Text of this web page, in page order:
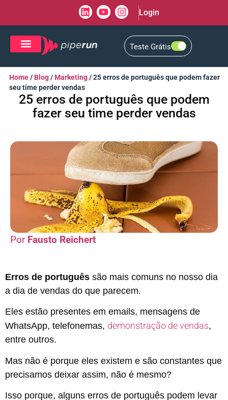
Login
Teste Grátis
Home/ Blog/ Marketing/25 erros de português que podem fazer
seu time perder vendas
25 erros de português que podem
fazer seu time perder vendas
Fausto Reichert
Erros de português são mais comuns no nosso dia
a dia de vendas do que parecem.
Eles estão presentes em emails, mensagens de
WhatsApp, telefonemas, demonstração de vendas,
entre outros.
Mas não é porque eles existem e são constantes que
precisamos deixar assim, não é mesmo?
Isso porque, alguns erros de português podem levar